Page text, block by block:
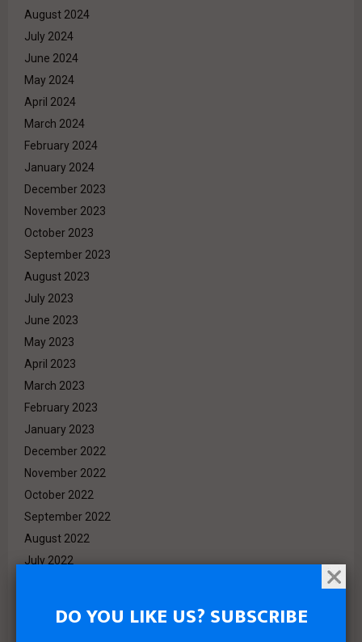
August 2024
July 2024
June 2024
May 2024
April 2024
March 2024
February 2024
January 2024
December 2023
November 2023
October 2023
September 2023
August 2023
July 2023
June 2023
May 2023
April 2023
March 2023
February 2023
January 2023
December 2022
November 2022
October 2022
September 2022
August 2022
July 2022
April 2022DO YOU LIKE US? SUBSCRIBE